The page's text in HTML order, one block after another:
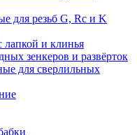
для резьб G, Rc и K
и клинья
зенкеров и развёрток
для сверлильных